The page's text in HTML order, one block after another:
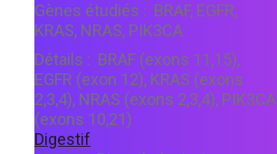
Gènes étudiés : BRAF, EGFR,
KRAS, NRAS, PIK3CA
Détails : BRAF (exons 11,15),
EGFR (exon 12), KRAS (exons
2,3,4), NRAS (exons 2,3,4), PIK3CA
(exons 10,21)
Digestif